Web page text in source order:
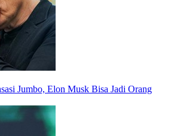
Jumbo, Elon Musk Bisa Jadi Orang